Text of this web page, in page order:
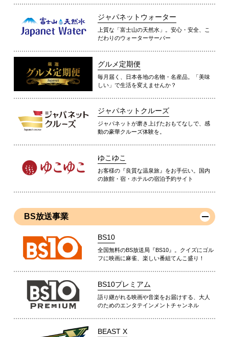
ジャパネットウォーター
上質な「富士山の天然水」。安心・安全、こ
だわりのウォーターサーバー
グルメ定期便
毎月届く、日本各地の名物・名産品。「美味
しい」で生活を変えませんか？
ジャパネットクルーズ
ジャパネットが磨き上げたおもてなしで、感
動の豪華クルーズ体験を。
ゆこゆこ
お客様の『良質な温泉旅』をお手伝い。国内
の旅館・宿・ホテルの宿泊予約サイト
BS放送事業
BS10
全国無料のBS放送局『BS10』。クイズにゴル
フに映画に麻雀、楽しい番組てんこ盛り！
BS10プレミアム
語り継がれる映画や音楽をお届けする、大人
のためのエンタテインメントチャンネル
BEAST X